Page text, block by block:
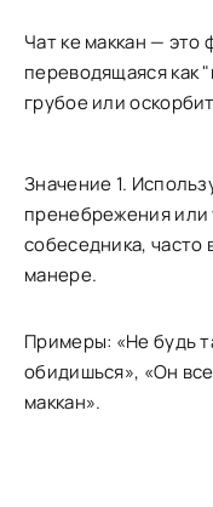
Чат ке маккан — это
переводящаяся как
грубое или
Значение 1.
пренебрежения или
собеседника,
манере.
Примеры: «Не будь
обидишься», «Он
маккан».